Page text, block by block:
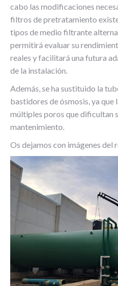
cabo las modificaciones
filtros de pretratamiento
tipos de medio filtrante
permitirá evaluar su
reales y facilitará una futura
de la instalación.
Además, se ha sustituido la
bastidores de ósmosis, ya
múltiples poros que dificultan
mantenimiento.
Os dejamos con imágenes del